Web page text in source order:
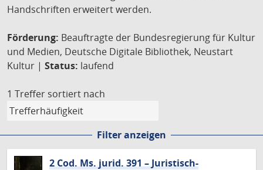
Handschriften erweitert werden.
Förderung: Beauftragte der Bundesregierung für Kultur
und Medien, Deutsche Digitale Bibliothek, Neustart
Kultur | Status: laufend
1 Treffer sortiert nach
Filter anzeigen
2 Cod. Ms. jurid. 391 – Juristisch-